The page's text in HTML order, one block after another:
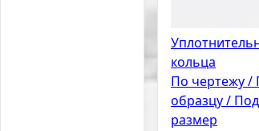
кольца
По чертежу /
образцу / Под
размер